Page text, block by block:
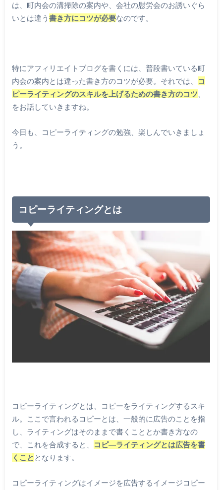
は、町内会の溝掃除の案内や、会社の慰労会のお誘いぐら
いとは違う 書き方にコツが必要なのです。
特にアフィリエイトブログを書くには、普段書いている町
内会の案内とは違った書き方のコツが必要。それでは、
コ
ピーライティングのスキルを上げるための書き方のコツ
をお話していきますね。
今日も、コピーライティングの勉強、楽しんでいきましょ
う。
コピーライティングとは
コピーライティングとは、コピーをライティングするスキ
ル。ここで言われるコピーとは、一般的に広告のことを指
し、ライティングはそのままで書くこととか書き方なの
で、これを合成すると、
コピ―ライティングとは広告を書
くこと となります。
コピーライティングはイメージを広告するイメージコピー